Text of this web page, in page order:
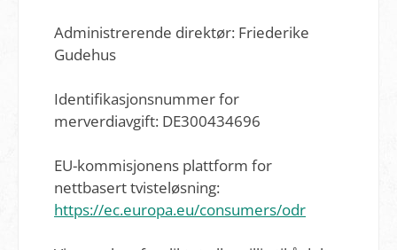
Administrerende direktør: Friederike
Gudehus
Identifikasjonsnummer for
merverdiavgift: DE300434696
EU-kommisjonens plattform for
nettbasert tvisteløsning:
https://ec.europa.eu/consumers/odr